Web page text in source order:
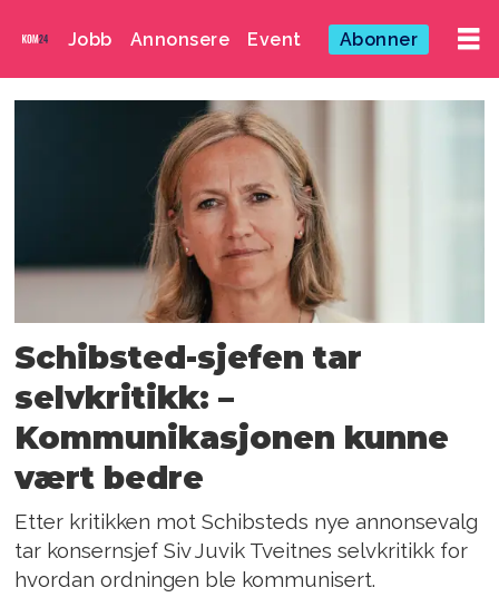
Jobb Annonsere Event Abonner
Emne:
annonsevalg
Schibsted-sjefen tar
selvkritikk: –
Kommunikasjonen kunne
vært bedre
Etter kritikken mot Schibsteds nye annonsevalg
tar konsernsjef Siv Juvik Tveitnes selvkritikk for
hvordan ordningen ble kommunisert.